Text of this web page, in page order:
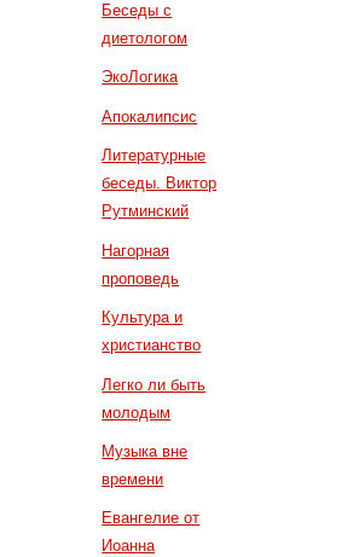
Беседы с
диетологом
ЭкоЛогика
Апокалипсис
Литературные
беседы. Виктор
Рутминский
Нагорная
проповедь
Культура и
христианство
Легко ли быть
молодым
Музыка вне
времени
Евангелие от
Иоанна